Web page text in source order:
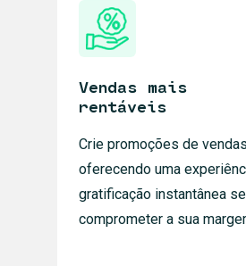
Vendas mais
rentáveis
Crie promoções de vendas
oferecendo uma
gratificação instantânea
comprometer a sua